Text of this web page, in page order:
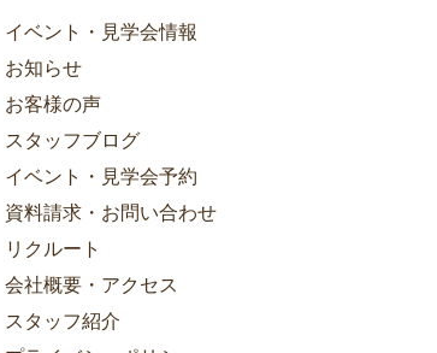
イベント・見学会情報
お知らせ
お客様の声
スタッフブログ
イベント・見学会予約
資料請求・お問い合わせ
リクルート
会社概要・アクセス
スタッフ紹介